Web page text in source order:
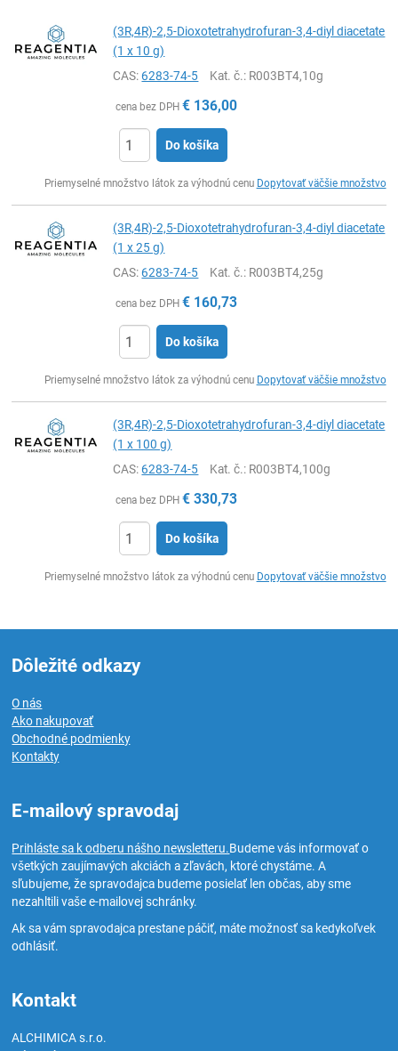
(3R,4R)-2,5-Dioxotetrahydrofuran-3,4-diyl diacetate
(1 x 10 g)
CAS:6283-74-5 Kat. č.: R003BT4,10g
cena bez DPH € 136,00
Do košíka
Priemyselné množstvo látok za výhodnú cenu Dopytovať väčšie množstvo
(3R,4R)-2,5-Dioxotetrahydrofuran-3,4-diyl diacetate
(1 x 25 g)
CAS:6283-74-5 Kat. č.: R003BT4,25g
cena bez DPH € 160,73
Do košíka
Priemyselné množstvo látok za výhodnú cenu Dopytovať väčšie množstvo
(3R,4R)-2,5-Dioxotetrahydrofuran-3,4-diyl diacetate
(1 x 100 g)
CAS:6283-74-5 Kat. č.: R003BT4,100g
cena bez DPH € 330,73
Do košíka
Priemyselné množstvo látok za výhodnú cenu Dopytovať väčšie množstvo
Dôležité odkazy
O nás
Ako nakupovať
Obchodné podmienky
Kontakty
E-mailový spravodaj
Prihláste sa k odberu nášho newsletteru.Budeme vás informovať o
všetkých zaujímavých akciách a zľavách, ktoré chystáme. A
sľubujeme, že spravodajca budeme posielať len občas, aby sme
nezahltili vaše e-mailovej schránky.
Ak sa vám spravodajca prestane páčiť, máte možnosť sa kedykoľvek
odhlásiť.
Kontakt
ALCHIMICA s.r.o.